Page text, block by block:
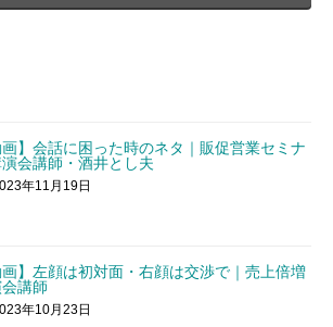
画】会話に困った時のネタ｜販促営業セミナ
会講師・酒井とし夫
年11月19日
画】左顔は初対面・右顔は交渉で｜売上倍増
講師
年10月23日